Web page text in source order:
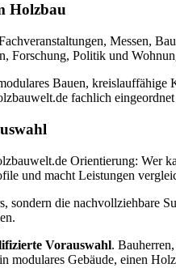
Holzbau
Messen,
Forschung, Politik und
Bauen,
fachlich
Orientierung:
und macht Leistungen
sondern die nachvollziehbare
Vorauswahl.
modulares Gebäude, einen